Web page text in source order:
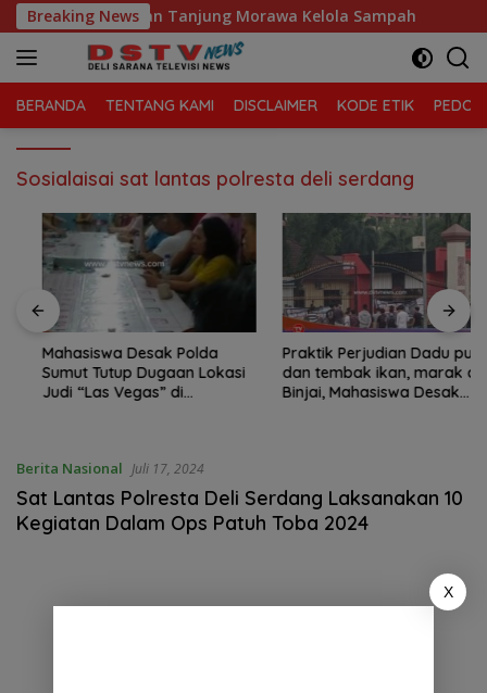
Langsung
ke
konten
Breaking News
Sari, Kecamatan Tanjung Morawa Kelola Sampah
BERANDA TENTANG KAMI DISCLAIMER KODE ETIK
Sosialaisai sat lantas polresta deli serdang
Mahasiswa Desak Polda
Sumut Tutup Dugaan Lokasi
Judi “Las Vegas” di
Praktik Perjudian Dadu putar
dan tembak ikan, marak di
Binjai, Mahasiswa Desak
Berita Nasional Juli 17, 2024
Sat Lantas Polresta Deli Serdang Laksanakan 10
Kegiatan Dalam Ops Patuh Toba 2024
X